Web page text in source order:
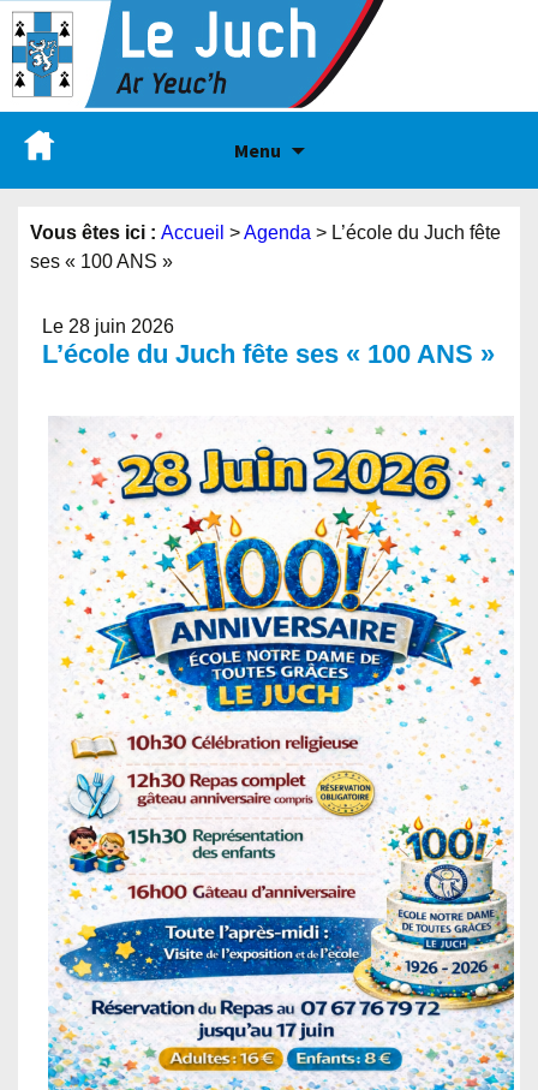
Menu
Vous êtes ici : Accueil >Agenda > L’école du Juch fête
ses « 100 ANS »
Le 28 juin 2026
L’école du Juch fête ses « 100 ANS »